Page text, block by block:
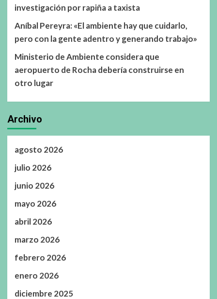
investigación por rapiña a taxista
Aníbal Pereyra: «El ambiente hay que cuidarlo,
pero con la gente adentro y generando trabajo»
Ministerio de Ambiente considera que
aeropuerto de Rocha debería construirse en
otro lugar
Archivo
agosto 2026
julio 2026
junio 2026
mayo 2026
abril 2026
marzo 2026
febrero 2026
enero 2026
diciembre 2025